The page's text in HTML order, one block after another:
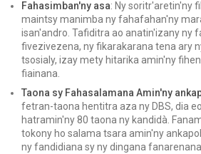
Fahasimban'ny asa: Ny soritr'aretin'ny
maintsy manimba ny fahafahan'ny
isan'andro. Tafiditra ao anatin'izany ny
fivezivezena, ny fikarakarana tena ary
tsosialy, izay mety hitarika amin'ny
fiainana.
Taona sy Fahasalamana Amin'ny
fetran-taona hentitra aza ny DBS, dia
hatramin'ny 80 taona ny kandidà.
tokony ho salama tsara amin'ny
ny fandidiana sy ny dingana